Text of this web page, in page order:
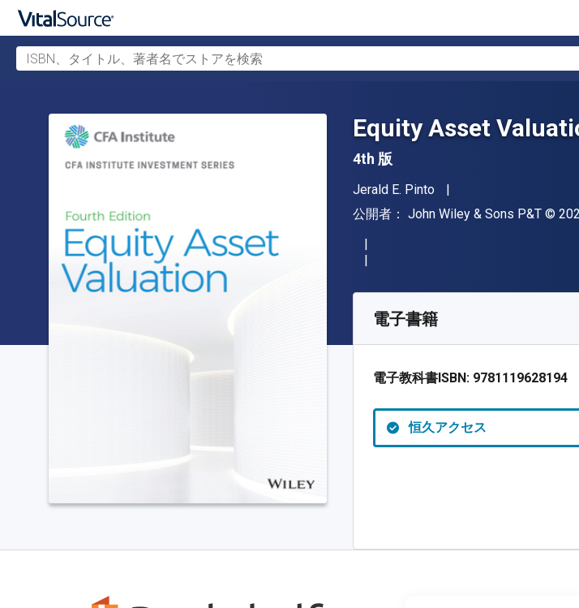
ISBN、タイトル、著者名でストアを検索
Equity Asset
4th 版
著者
Jerald E. Pinto
出版社
公開者： John Wiley & Sons P&T 著作
©
SKU:
電子書籍
電子教科書ISBN: 9781119628194
恒久アクセス